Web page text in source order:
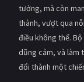
tưởng, mà còn
thành, vượt qua
điều không thể.
dũng cảm, và làm
đổi thành một